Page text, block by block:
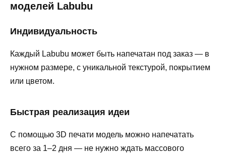
моделей Labubu
Индивидуальность
Каждый Labubu может быть напечатан под заказ — в
нужном размере, с уникальной текстурой, покрытием
или цветом.
Быстрая реализация идеи
С помощью 3D печати модель можно напечатать
всего за 1–2 дня — не нужно ждать массового